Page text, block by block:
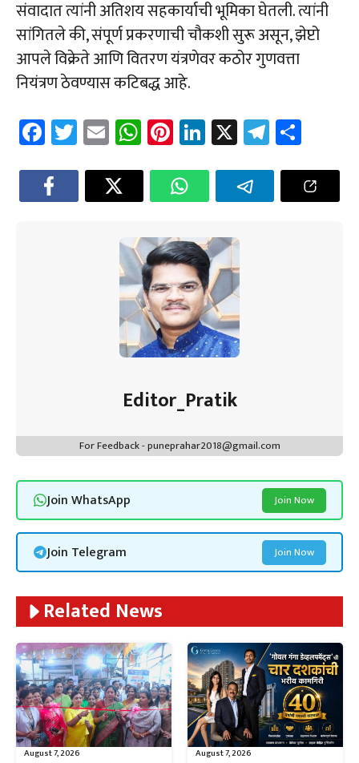
संवादात त्यांनी अतिशय सहकार्याची भूमिका घेतली. त्यांनी
सांगितले की, संपूर्ण प्रकरणाची चौकशी सुरू असून, झेप्टो
आपले विक्रेते आणि वितरण यंत्रणेवर कठोर गुणवत्ता
नियंत्रण ठेवण्यास कटिबद्ध आहे.
Fa
ce
b
o
T
wi
tt
er
E
m
ail
W
h
at
sA
p
p
Pi
nt
er
es
t
Li
nk
e
dI
n
X Te
le
gr
a
e
Editor_Pratik
For Feedback - puneprahar2018@gmail.com
Join WhatsApp Join Now
Join Telegram Join Now
Related News
August 7, 2026 August 7, 2026